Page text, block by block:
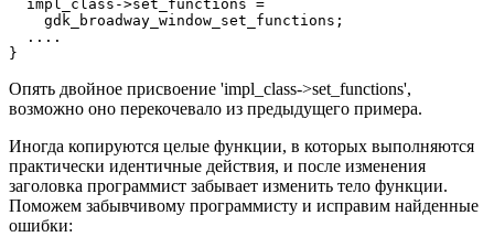
  impl_class->set_functions =
    gdk_broadway_window_set_functions;
  ....
}
Опять двойное присвоение 'impl_class->set_functions',
возможно оно перекочевало из предыдущего примера.
Иногда копируются целые функции, в которых выполняются
практически идентичные действия, и после изменения
заголовка программист забывает изменить тело функции.
Поможем забывчивому программисту и исправим найденные
ошибки: